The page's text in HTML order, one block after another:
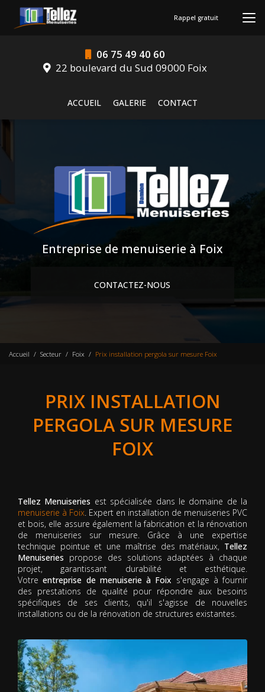
contenu
06 75 49 40 60
22 boulevard du Sud 09000 Foix
ACCUEIL
GALERIE CONTACT
Rappel gratuit
Entreprise de menuiserie à Foix
CONTACTEZ-NOUS
Accueil Secteur Foix Prix installation pergola sur mesure Foix
PRIX INSTALLATION
PERGOLA SUR MESURE
FOIX
Tellez Menuiseries est spécialisée dans le domaine de la
menuiserie à Foix. Expert en installation de menuiseries PVC
et bois, elle assure également la fabrication et la rénovation
de menuiseries sur mesure. Grâce à une expertise
technique pointue et une maîtrise des matériaux, Tellez
Menuiseries propose des solutions adaptées à chaque
projet, garantissant durabilité et esthétique.
Votreentreprise de menuiserie à Foix s'engage à fournir
des prestations de qualité pour répondre aux besoins
spécifiques de ses clients, qu'il s'agisse de nouvelles
installations ou de la rénovation de structures existantes.